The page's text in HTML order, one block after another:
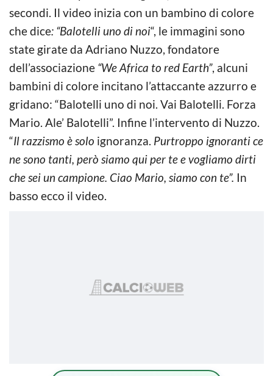
secondi. Il video inizia con un bambino di colore
che dice: “Balotelli uno di noi“, le immagini sono
state girate da Adriano Nuzzo, fondatore
dell’associazione “We Africa to red Earth”, alcuni
bambini di colore incitano l’attaccante azzurro e
gridano: “Balotelli uno di noi. Vai Balotelli. Forza
Mario. Ale’ Balotelli”. Infine l’intervento di Nuzzo.
“Il razzismo è solo ignoranza. Purtroppo ignoranti ce
ne sono tanti, però siamo qui per te e vogliamo dirti
che sei un campione. Ciao Mario, siamo con te”. In
basso ecco il video.